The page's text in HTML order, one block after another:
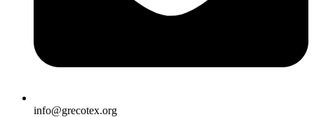
info@grecotex.org